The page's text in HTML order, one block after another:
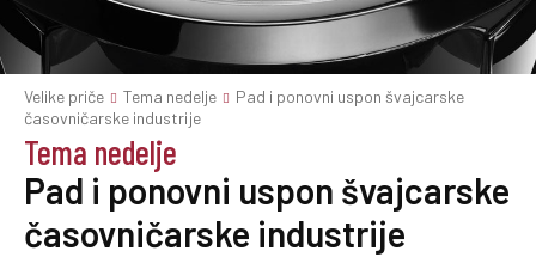
Velike priče Tema nedelje
Pad i ponovni uspon švajcarske
časovničarske industrije
Tema nedelje
Pad i ponovni uspon švajcarske
časovničarske industrije